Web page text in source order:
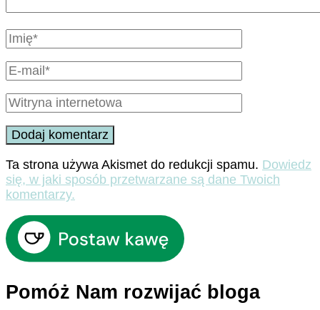
Ta strona używa Akismet do redukcji spamu. Dowiedz
się, w jaki sposób przetwarzane są dane Twoich
komentarzy.
Pomóż Nam rozwijać bloga